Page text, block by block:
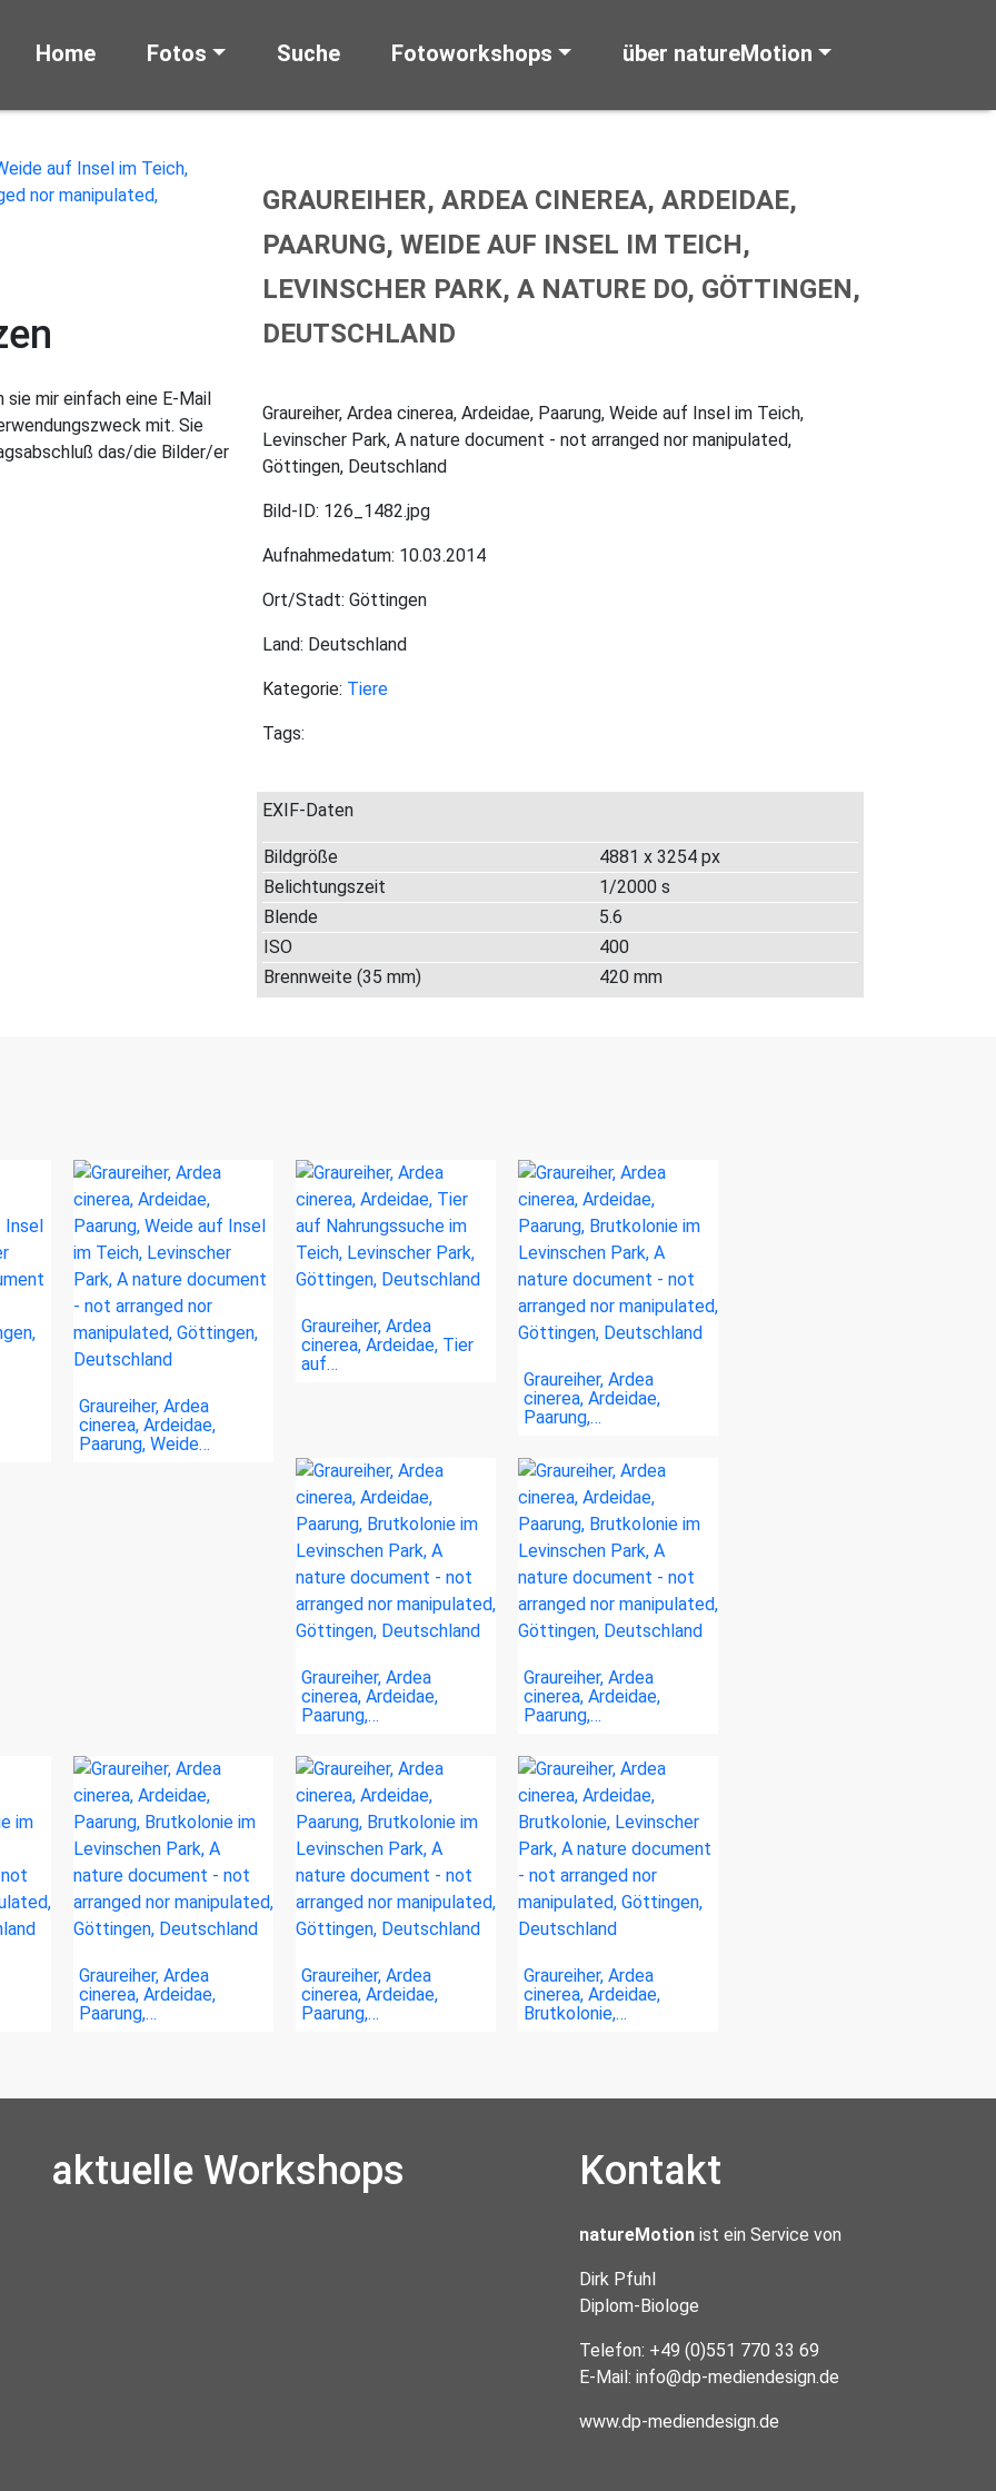
Home Fotos Suche Fotoworkshops über natureMotion
mir einfach eine E-Mail
mit. Sie
das/die Bilder/er
GRAUREIHER, ARDEA CINEREA, ARDEIDAE,
PAARUNG, WEIDE AUF INSEL IM TEICH,
LEVINSCHER PARK, A NATURE DO, GÖTTINGEN,
DEUTSCHLAND
Graureiher, Ardea cinerea, Ardeidae, Paarung, Weide auf Insel im Teich,
Levinscher Park, A nature document - not arranged nor manipulated,
Göttingen, Deutschland
Bild-ID: 126_1482.jpg
Aufnahmedatum: 10.03.2014
Ort/Stadt: Göttingen
Land: Deutschland
Kategorie: Tiere
Tags:
EXIF-Daten
Bildgröße
4881 x 3254 px
Belichtungszeit
1/2000 s
Blende
5.6
ISO
400
Brennweite (35 mm)
420 mm
Graureiher, Ardea
cinerea, Ardeidae,
Paarung, Weide…
Graureiher, Ardea
cinerea, Ardeidae, Tier
auf…
Graureiher, Ardea
cinerea, Ardeidae,
Paarung,…
Graureiher, Ardea
cinerea, Ardeidae,
Paarung,…
Graureiher, Ardea
cinerea, Ardeidae,
Paarung,…
Graureiher, Ardea
cinerea, Ardeidae,
Paarung,…
Graureiher, Ardea
cinerea, Ardeidae,
Paarung,…
Graureiher, Ardea
cinerea, Ardeidae,
Brutkolonie,…
aktuelle Workshops Kontakt
natureMotion ist ein Service von
Dirk Pfuhl
Diplom-Biologe
Telefon: +49 (0)551 770 33 69
E-Mail: info@dp-mediendesign.de
www.dp-mediendesign.de